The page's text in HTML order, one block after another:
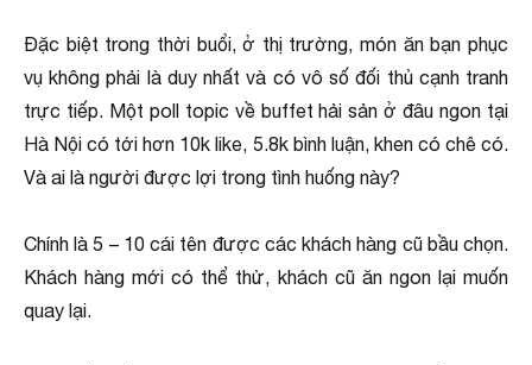
Đặc biệt trong thời buổi, ở thị trường, món ăn bạn phục
vụ không phải là duy nhất và có vô số đối thủ cạnh tranh
trực tiếp. Một poll topic về buffet hải sản ở đâu ngon tại
Hà Nội có tới hơn 10k like, 5.8k bình luận, khen có chê có.
Và ai là người được lợi trong tình huống này?
Chính là 5 – 10 cái tên được các khách hàng cũ bầu chọn.
Khách hàng mới có thể thử, khách cũ ăn ngon lại muốn
quay lại.